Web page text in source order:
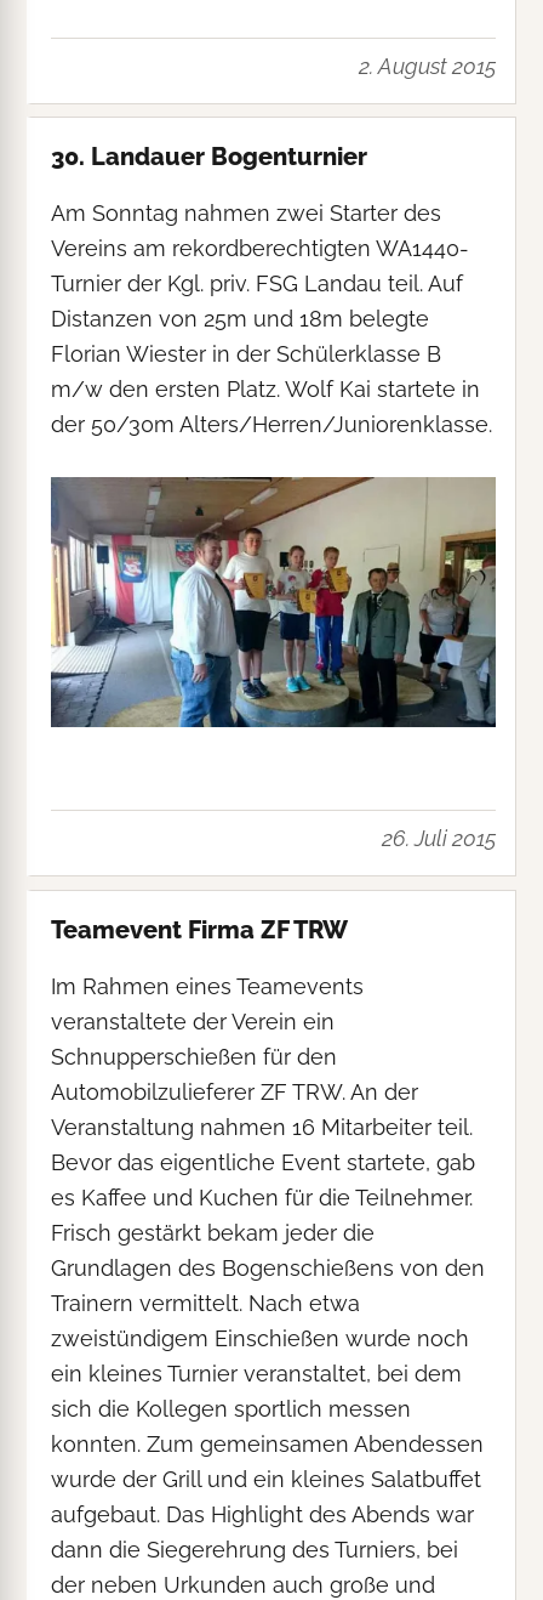
2. August 2015
30. Landauer Bogenturnier
Am Sonntag nahmen zwei Starter des
Vereins am rekordberechtigten WA1440-
Turnier der Kgl. priv. FSG Landau teil. Auf
Distanzen von 25m und 18m belegte
Florian Wiester in der Schülerklasse B
m/w den ersten Platz. Wolf Kai startete in
der 50/30m Alters/Herren/Juniorenklasse.
26. Juli 2015
Teamevent Firma ZF TRW
Im Rahmen eines Teamevents
veranstaltete der Verein ein
Schnupperschießen für den
Automobilzulieferer ZF TRW. An der
Veranstaltung nahmen 16 Mitarbeiter teil.
Bevor das eigentliche Event startete, gab
es Kaffee und Kuchen für die Teilnehmer.
Frisch gestärkt bekam jeder die
Grundlagen des Bogenschießens von den
Trainern vermittelt. Nach etwa
zweistündigem Einschießen wurde noch
ein kleines Turnier veranstaltet, bei dem
sich die Kollegen sportlich messen
konnten. Zum gemeinsamen Abendessen
wurde der Grill und ein kleines Salatbuffet
aufgebaut. Das Highlight des Abends war
dann die Siegerehrung des Turniers, bei
der neben Urkunden auch große und